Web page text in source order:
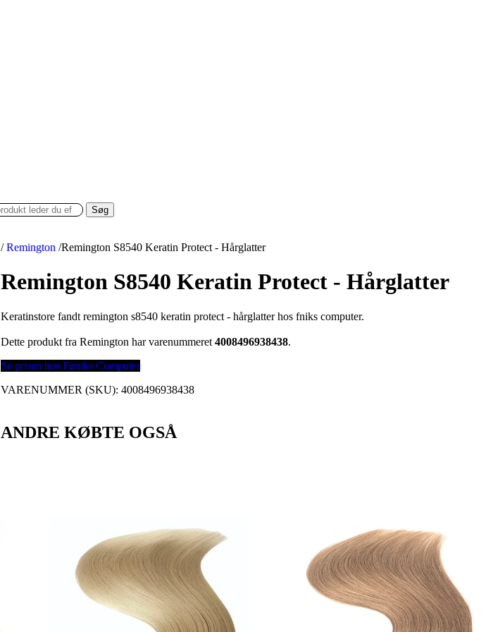
Søg
/ Remington /Remington S8540 Keratin Protect - Hårglatter
Remington S8540 Keratin Protect - Hårglatter
Keratinstore fandt remington s8540 keratin protect - hårglatter hos fniks computer.
Dette produkt fra Remington har varenummeret4008496938438.
Se prisen hos Føniks Computer
VARENUMMER (SKU):4008496938438
ANDRE KØBTE OGSÅ